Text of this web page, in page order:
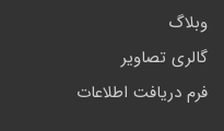
وبلاگ
گالری تصاویر
فرم دریافت اطلاعات